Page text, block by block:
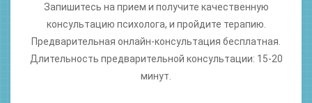
Запишитесь на прием и получите качественную
консультацию психолога, и пройдите терапию.
Предварительная онлайн-консультация бесплатная.
Длительность предварительной консультации: 15-20
минут.